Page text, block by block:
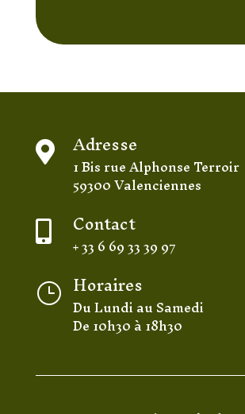
 Adresse
1 Bis rue Alphonse Terroir
59300 Valenciennes
 Contact
+ 33 6 69 33 39 97
} Horaires
Du Lundi au Samedi
De 10h30 à 18h30